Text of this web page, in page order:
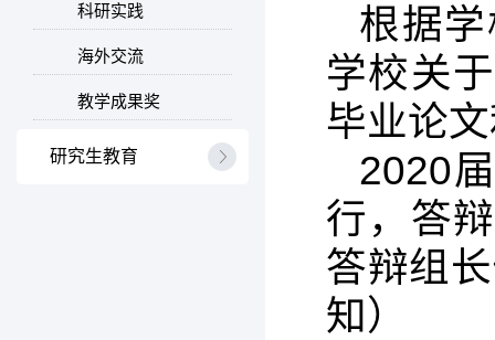
科研实践
海外交流
教学成果奖
研究生教育
根据
学校关
毕业论
2020
行，答
答辩组
知）